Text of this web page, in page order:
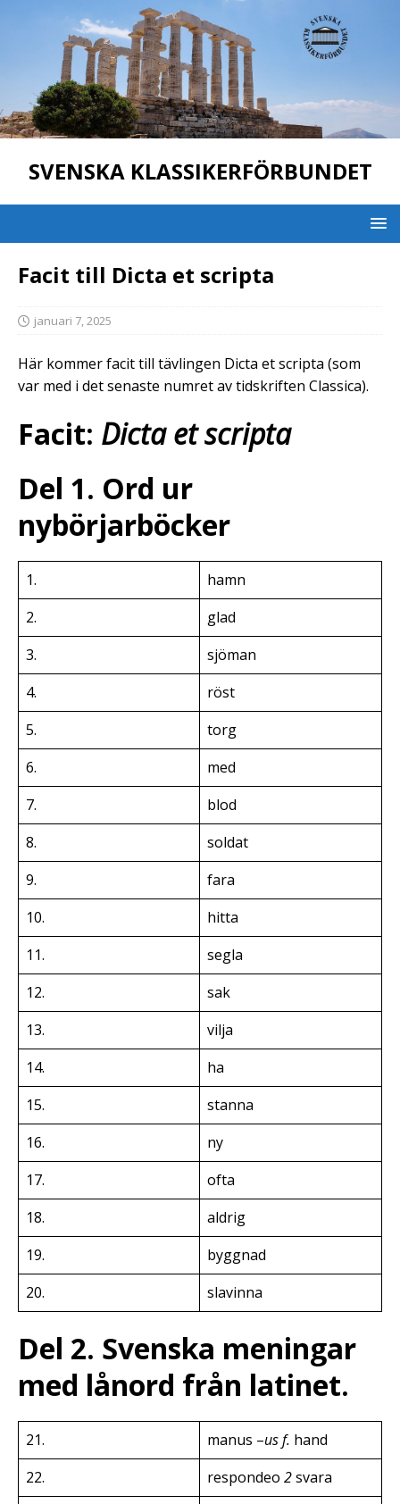
SVENSKA KLASSIKERFÖRBUNDET
Facit till Dicta et scripta
januari 7, 2025
Här kommer facit till tävlingen Dicta et scripta (som
var med i det senaste numret av tidskriften Classica).
Facit: Dicta et scripta
Del 1. Ord ur
nybörjarböcker
1.
hamn
2.
glad
3.
sjöman
4.
röst
5.
torg
6.
med
7.
blod
8.
soldat
9.
fara
10.
hitta
11.
segla
12.
sak
13.
vilja
14.
ha
15.
stanna
16.
ny
17.
ofta
18.
aldrig
19.
byggnad
20.
slavinna
Del 2. Svenska meningar
med lånord från latinet.
21. manus –us f. hand
22.
respondeo 2svara